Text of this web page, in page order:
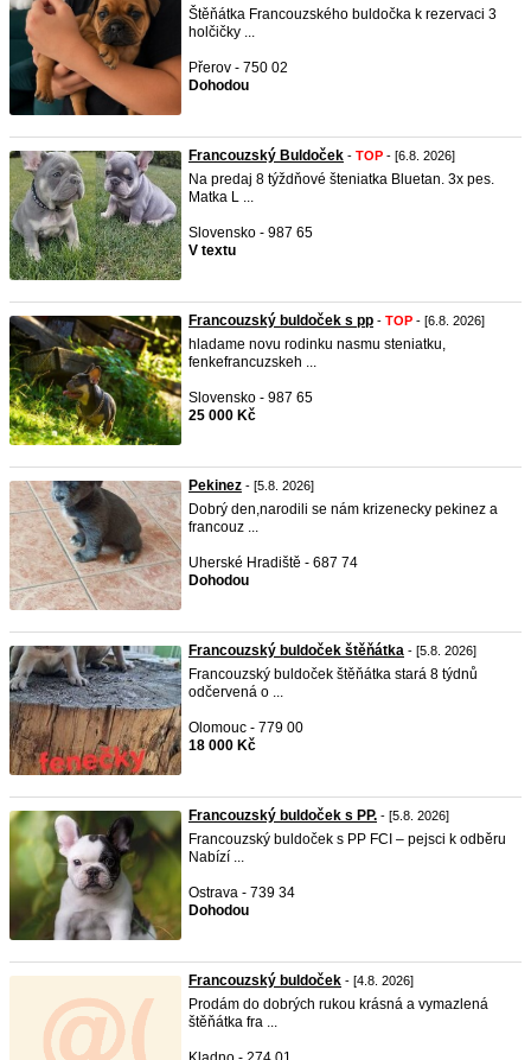
Štěňátka Francouzského buldočka k rezervaci 3
holčičky ...
Přerov - 750 02
Dohodou
Francouzský Buldoček - TOP - [6.8. 2026]
Na predaj 8 týždňové šteniatka Bluetan. 3x pes.
Matka L ...
Slovensko - 987 65
V textu
Francouzský buldoček s pp - TOP - [6.8. 2026]
hladame novu rodinku nasmu steniatku,
fenkefrancuzskeh ...
Slovensko - 987 65
25 000 Kč
Pekinez - [5.8. 2026]
Dobrý den,narodili se nám krizenecky pekinez a
francouz ...
Uherské Hradiště - 687 74
Dohodou
Francouzský buldoček štěňátka - [5.8. 2026]
Francouzský buldoček štěňátka stará 8 týdnů
odčervená o ...
Olomouc - 779 00
18 000 Kč
Francouzský buldoček s PP. - [5.8. 2026]
Francouzský buldoček s PP FCI – pejsci k odběru
Nabízí ...
Ostrava - 739 34
Dohodou
Francouzský buldoček - [4.8. 2026]
Prodám do dobrých rukou krásná a vymazlená
štěňátka fra ...